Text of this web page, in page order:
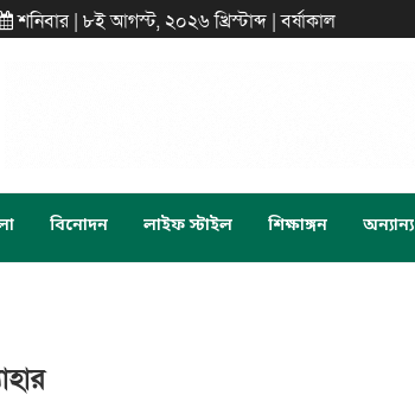
শনিবার | ৮ই আগস্ট, ২০২৬ খ্রিস্টাব্দ | বর্ষাকাল
বিনোদন লাইফ স্টাইল শিক্ষাঙ্গন অন্যান্য